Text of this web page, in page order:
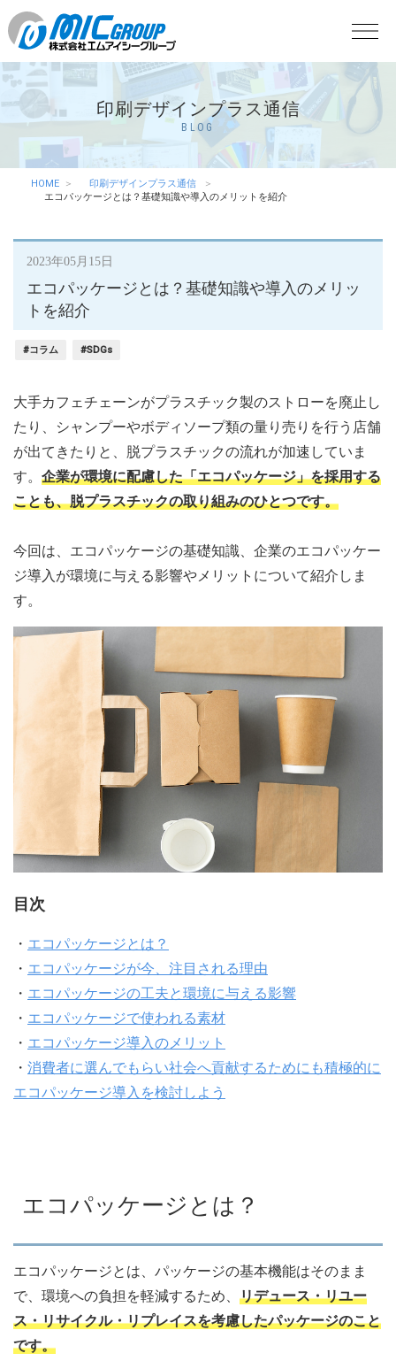
印刷デザインプラス通信
BLOG
HOME
印刷デザインプラス通信
エコパッケージとは？基礎知識や導入のメリットを紹介
2023年05月15日
エコパッケージとは？基礎知識や導入のメリッ
トを紹介
#コラム #SDGs
大手カフェチェーンがプラスチック製のストローを廃止し
たり、シャンプーやボディソープ類の量り売りを行う店舗
が出てきたりと、脱プラスチックの流れが加速していま
す。 企業が環境に配慮した「エコパッケージ」を採用する
ことも、脱プラスチックの取り組みのひとつです。
今回は、エコパッケージの基礎知識、企業のエコパッケー
ジ導入が環境に与える影響やメリットについて紹介しま
す。
目次
・ エコパッケージとは？
・ エコパッケージが今、注目される理由
・ エコパッケージの工夫と環境に与える影響
・ エコパッケージで使われる素材
・ エコパッケージ導入のメリット
・ 消費者に選んでもらい社会へ貢献するためにも積極的に
エコパッケージ導入を検討しよう
エコパッケージとは？
エコパッケージとは、パッケージの基本機能はそのまま
で、環境への負担を軽減するため、 リデュース・リユー
ス・リサイクル・リプレイスを考慮したパッケージのこと
です。